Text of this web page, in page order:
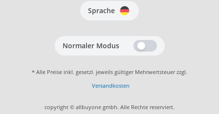
Sprache
Normaler Modus
* Alle Preise inkl. gesetzl. jeweils gültiger Mehrwertsteuer zzgl.
Versandkosten
copyright © allbuyone gmbh. Alle Rechte reserviert.